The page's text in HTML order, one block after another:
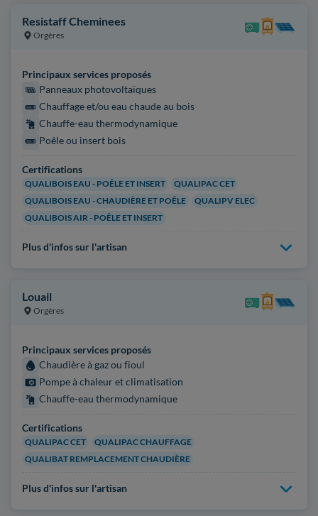
Resistaff Cheminees
Orgères
Principaux services proposés
Panneaux photovoltaïques
Chauffage et/ou eau chaude au bois
Chauffe-eau thermodynamique
Poêle ou insert bois
Certifications
QUALIBOIS EAU - POÊLE ET INSERT
QUALIPAC CET
QUALIBOIS EAU - CHAUDIÈRE ET POÊLE
QUALIPV ELEC
QUALIBOIS AIR - POÊLE ET INSERT
Plus d'infos sur l'artisan
Louail
Orgères
Principaux services proposés
Chaudière à gaz ou fioul
Pompe à chaleur et climatisation
Chauffe-eau thermodynamique
Certifications
QUALIPAC CET
QUALIPAC CHAUFFAGE
QUALIBAT REMPLACEMENT CHAUDIÈRE
Plus d'infos sur l'artisan